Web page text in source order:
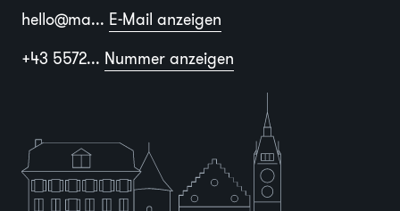
hello@ma... E-Mail anzeigen
+43 5572... Nummer anzeigen